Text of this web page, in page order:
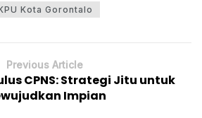
Kota Gorontalo
Previous Article
CPNS: Strategi Jitu untuk
Impian